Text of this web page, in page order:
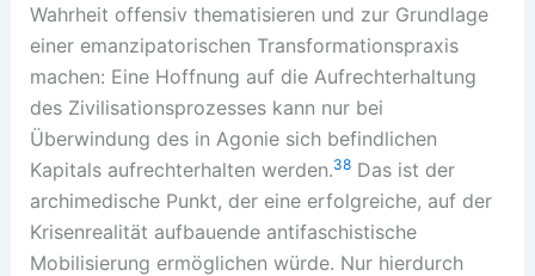
Wahrheit offensiv thematisieren und zur Grundlage
einer emanzipatorischen Transformationspraxis
machen: Eine Hoffnung auf die Aufrechterhaltung
des Zivilisationsprozesses kann nur bei
Überwindung des in Agonie sich befindlichen
Kapitals aufrechterhalten werden.38Das ist der
archimedische Punkt, der eine erfolgreiche, auf der
Krisenrealität aufbauende antifaschistische
Mobilisierung ermöglichen würde. Nur hierdurch